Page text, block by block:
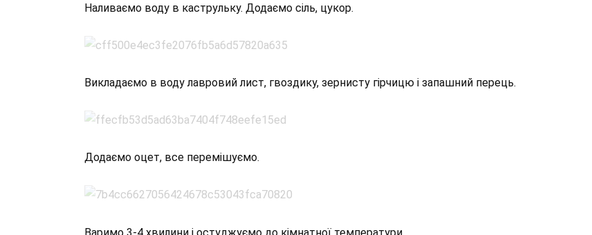
Наливаємо воду в каструльку. Додаємо сіль, цукор.
Викладаємо в воду лавровий лист, гвоздику, зернисту гірчицю і запашний перець.
Додаємо оцет, все перемішуємо.
Варимо 3-4 хвилини і остуджуємо до кімнатної температури.